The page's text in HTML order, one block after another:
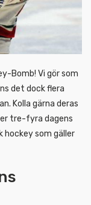
Bomb! Vi gör som
det dock flera
Kolla gärna deras
tre-fyra dagens
hockey som gäller